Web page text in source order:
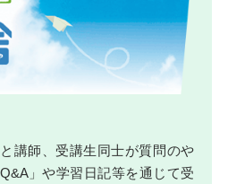
講師、受講生同士が質問のや
」や学習日記等を通じて受